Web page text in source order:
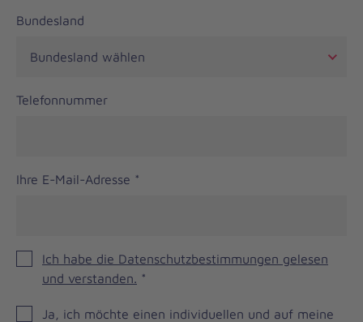
Bundesland
Telefonnummer
Ihre E-Mail-Adresse *
Ich habe die Datenschutzbestimmungen gelesen
und verstanden. *
Ja, ich möchte einen individuellen und auf meine